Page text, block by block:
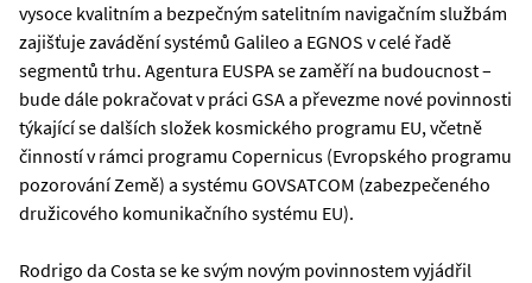
vysoce kvalitním a bezpečným satelitním navigačním službám
zajišťuje zavádění systémů Galileo a EGNOS v celé řadě
segmentů trhu. Agentura EUSPA se zaměří na budoucnost –
bude dále pokračovat v práci GSA a převezme nové povinnosti
týkající se dalších složek kosmického programu EU, včetně
činností v rámci programu Copernicus (Evropského programu
pozorování Země) a systému GOVSATCOM (zabezpečeného
družicového komunikačního systému EU).
Rodrigo da Costa se ke svým novým povinnostem vyjádřil